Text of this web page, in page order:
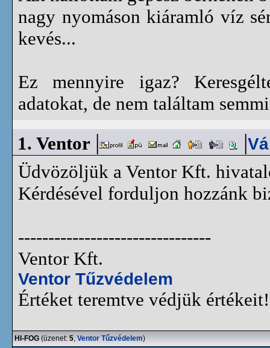
nagy nyomáson kiáramló víz
kevés...
Ez mennyire igaz?
adatokat, de nem találtam
1. Ventor | |
Üdvözöljük a Ventor Kft.
Kérdésével forduljon hozzánk
--------------------------------
Ventor Kft.
Ventor Tűzvédelem
Értéket teremtve védjük értékeit!
HI-FOG (üzenet: 5, Ventor Tűzvédelem)